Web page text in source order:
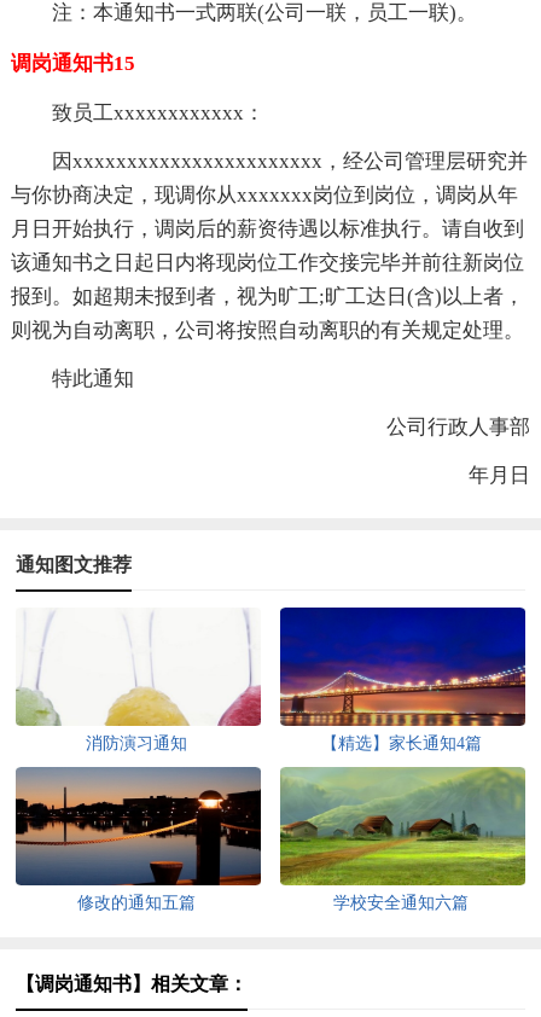
注：本通知书一式两联(公司一联，员工一联)。
调岗通知书15
致员工xxxxxxxxxxxx：
因xxxxxxxxxxxxxxxxxxxxxxx，经公司管理层研究并
与你协商决定，现调你从xxxxxxx岗位到岗位，调岗从年
月日开始执行，调岗后的薪资待遇以标准执行。请自收到
该通知书之日起日内将现岗位工作交接完毕并前往新岗位
报到。如超期未报到者，视为旷工;旷工达日(含)以上者，
则视为自动离职，公司将按照自动离职的有关规定处理。
特此通知
公司行政人事部
年月日
通知图文推荐
消防演习通知 【精选】家长通知4篇
修改的通知五篇 学校安全通知六篇
【调岗通知书】相关文章：